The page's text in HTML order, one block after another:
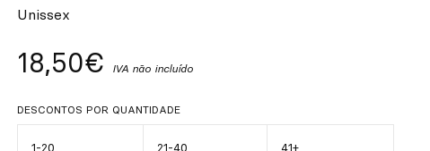
Unissex
18,50€ IVA não incluído
DESCONTOS POR QUANTIDADE
1-20 21-40 41+